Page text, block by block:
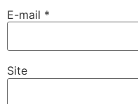
E-mail *
Site